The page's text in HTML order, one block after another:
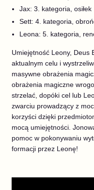
Jax: 3. kategoria, osiłek
Sett: 4. kategoria,
Leona: 5. kategoria,
Umiejętność Leony, Deus
aktualnym celu i
masywne obrażenia
obrażenia magiczne
strzelać, dopóki cel lub
zwarciu prowadzący z
korzyści dzięki
mocą umiejętności.
pomoc w pokonywaniu
formacji przez Leonę!